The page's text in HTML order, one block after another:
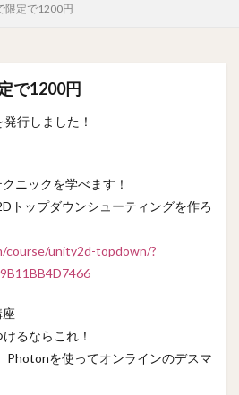
限定で1200円
で1200円
行しました！
ニックを学べます！
トップダウンシューティングを作ろ
course/unity2d-topdown/?
るならこれ！
Photonを使ってオンラインのデスマ